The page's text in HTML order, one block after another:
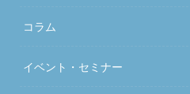
コラム
イベント・セミナー